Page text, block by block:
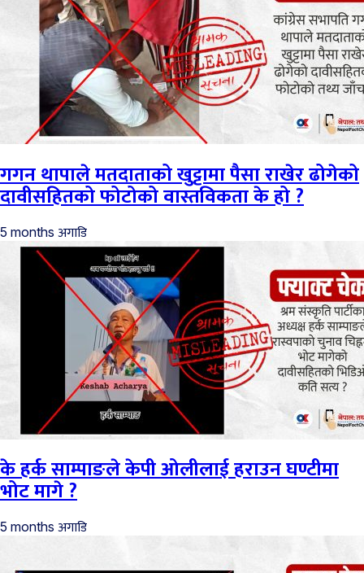
गगन थापाले मतदाताको खुट्टामा पैसा राखेर ढोगेको
दावीसहितको फोटोको वास्तविकता के हो ?
5 months अगाडि
के हर्क साम्पाङले केपी ओलीलाई हराउन घण्टीमा
भोट मागे ?
5 months अगाडि